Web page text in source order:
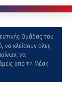
Ομάδας του
να κλείσουν όλες
να
από τη Μέση